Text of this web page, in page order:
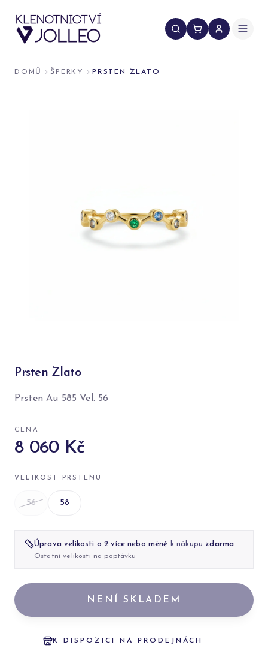
DOMŮ ŠPERKY PRSTEN ZLATO
Prsten Zlato
Prsten Au 585 Vel. 56
CENA
8 060 Kč
VELIKOST PRSTENU
56 58
Úprava velikosti o 2 více nebo méně k nákupu zdarma
Ostatní velikosti na poptávku
NENÍ SKLADEM
K DISPOZICI NA PRODEJNÁCH